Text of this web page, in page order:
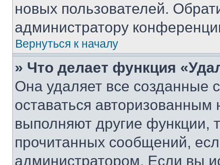
новых пользователей.
администратору
Вернуться к началу
» Что делает функция
Она удаляет все созданные
оставаться
выполняют другие функции,
прочитанных сообщений,
администратором. Если вы